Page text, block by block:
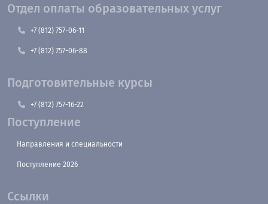
Отдел оплаты образовательных услуг
+7 (812) 757-06-11
+7 (812) 757-06-88
Подготовительные курсы
+7 (812) 757-16-22
Поступление
Направления и специальности
Поступление 2026
Ссылки